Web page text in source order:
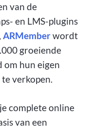
van de
en LMS-plugins
ARMemberwordt
groeiende
om hun eigen
verkopen.
complete online
van een